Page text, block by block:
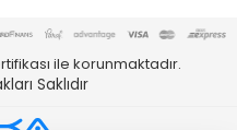
ile korunmaktadır.
Saklıdır